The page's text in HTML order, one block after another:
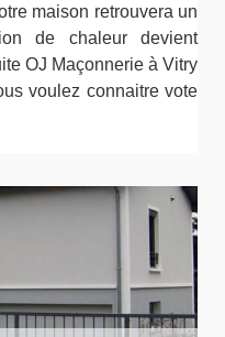
maison retrouvera un
de chaleur devient
OJ Maçonnerie à Vitry
voulez connaitre vote